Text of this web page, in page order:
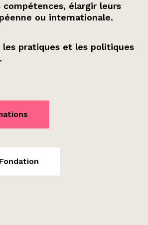
élargir leurs
ou internationale.
pratiques et les politiques